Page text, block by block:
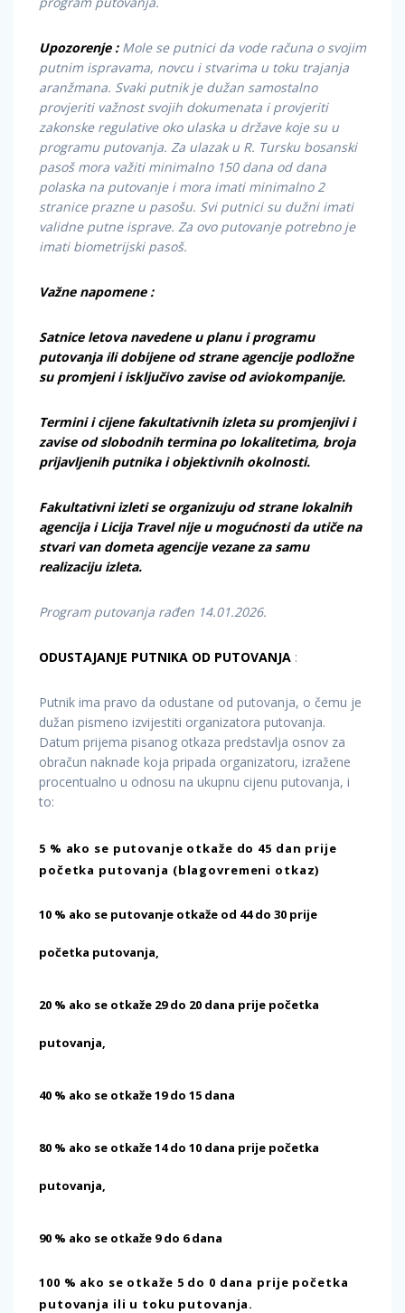
Upozorenje : Mole se putnici da vode računa o svojim
putnim ispravama, novcu i stvarima u toku trajanja
aranžmana. Svaki putnik je dužan samostalno
provjeriti važnost svojih dokumenata i provjeriti
zakonske regulative oko ulaska u države koje su u
programu putovanja. Za ulazak u R. Tursku bosanski
pasoš mora važiti minimalno 150 dana od dana
polaska na putovanje i mora imati minimalno 2
stranice prazne u pasošu. Svi putnici su dužni imati
validne putne isprave. Za ovo putovanje potrebno je
imati biometrijski pasoš.
Važne napomene :
Satnice letova navedene u planu i programu
putovanja ili dobijene od strane agencije podložne
su promjeni i isključivo zavise od aviokompanije.
Termini i cijene fakultativnih izleta su promjenjivi i
zavise od slobodnih termina po lokalitetima, broja
prijavljenih putnika i objektivnih okolnosti.
Fakultativni izleti se organizuju od strane lokalnih
agencija i Licija Travel nije u mogućnosti da utiče na
stvari van dometa agencije vezane za samu
realizaciju izleta.
Program putovanja rađen 14.01.2026.
ODUSTAJANJE PUTNIKA OD PUTOVANJA :
Putnik ima pravo da odustane od putovanja, o čemu je
dužan pismeno izvijestiti organizatora putovanja.
Datum prijema pisanog otkaza predstavlja osnov za
obračun naknade koja pripada organizatoru, izražene
procentualno u odnosu na ukupnu cijenu putovanja, i
to:
5 % ako se putovanje otkaže do 45 dan prije
početka putovanja (blagovremeni otkaz)
10 % ako se putovanje otkaže od 44 do 30 prije
početka putovanja,
20 % ako se otkaže 29 do 20 dana prije početka
putovanja,
40 % ako se otkaže 19 do 15 dana
80 % ako se otkaže 14 do 10 dana prije početka
putovanja,
90 % ako se otkaže 9 do 6 dana
100 % ako se otkaže 5 do 0 dana prije početka
putovanja ili u toku putovanja.